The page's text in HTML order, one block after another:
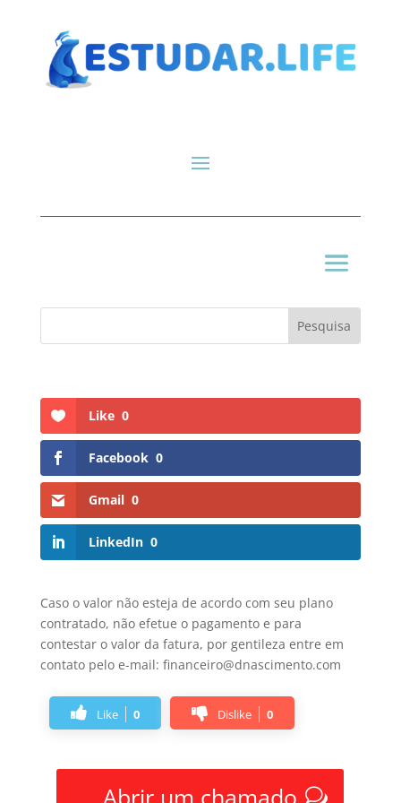
Like 0
Facebook 0
Gmail 0
LinkedIn 0
Caso o valor não esteja de acordo com seu plano
contratado, não efetue o pagamento e para
contestar o valor da fatura, por gentileza entre em
contato pelo e-mail: financeiro@dnascimento.com
Like 0 Dislike 0
Abrir um chamado